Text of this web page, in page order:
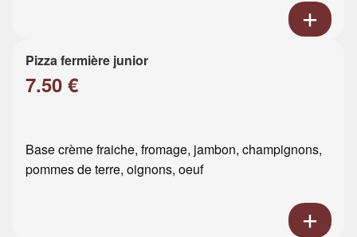
Pizza fermière junior
7.50 €
Base crème fraiche, fromage, jambon, champignons,
pommes de terre, oignons, oeuf